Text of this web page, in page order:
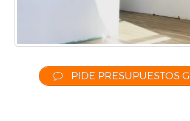
PIDE PRESUPUESTOS